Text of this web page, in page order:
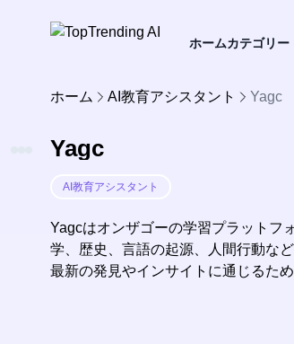
ホームカテゴリー
ホーム AI教育アシスタント Yagc
Yagc
AI教育アシスタント
Yagcはオンザゴーの学習プラットフ
学、歴史、言語の起源、人間行動な
最新の発見やインサイトに通じるた